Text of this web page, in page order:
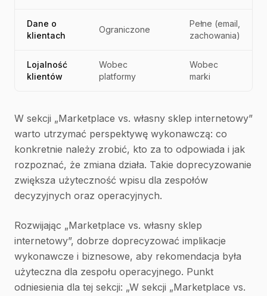
Dane o
klientach
Ograniczone
Pełne (email,
zachowania)
Lojalność
klientów
Wobec
platformy
Wobec
marki
W sekcji „Marketplace vs. własny sklep internetowy”
warto utrzymać perspektywę wykonawczą: co
konkretnie należy zrobić, kto za to odpowiada i jak
rozpoznać, że zmiana działa. Takie doprecyzowanie
zwiększa użyteczność wpisu dla zespołów
decyzyjnych oraz operacyjnych.
Rozwijając „Marketplace vs. własny sklep
internetowy”, dobrze doprecyzować implikacje
wykonawcze i biznesowe, aby rekomendacja była
użyteczna dla zespołu operacyjnego. Punkt
odniesienia dla tej sekcji: „W sekcji „Marketplace vs.